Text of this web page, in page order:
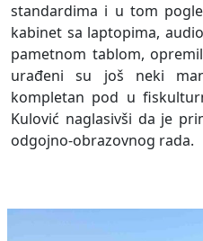
standardima i u tom
kabinet sa laptopima,
pametnom tablom,
urađeni su još neki
kompletan pod u
Kulović naglasivši da je
odgojno-obrazovnog rada.